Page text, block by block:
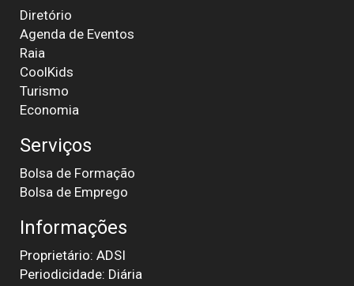
Diretório
Agenda de Eventos
Raia
CoolKids
Turismo
Economia
Serviços
Bolsa de Formação
Bolsa de Emprego
Informações
Proprietário: ADSI
Periodicidade: Diária